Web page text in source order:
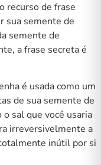
recurso de frase
sua semente de
semente de
a frase secreta é
é usada como um
de sua semente de
o sal que você usaria
irreversivelmente a
inútil por si